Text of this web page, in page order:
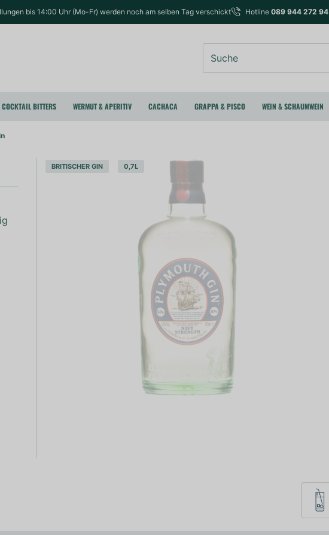
bis 14:00 Uhr (Mo-Fr) werden noch am selben Tag verschickt Hotline 089 944 272 94
COCKTAIL BITTERS WERMUT & APERITIV CACHACA GRAPPA & PISCO WEIN & SCHAUMWEIN
BRITISCHER GIN 0,7L